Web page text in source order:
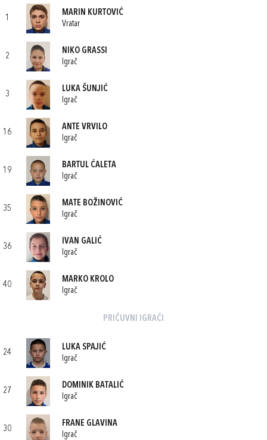
1
MARIN KURTOVIĆ
Vratar
2
NIKO GRASSI
Igrač
3
LUKA ŠUNJIĆ
Igrač
16
ANTE VRVILO
Igrač
19
BARTUL ĆALETA
Igrač
35
MATE BOŽINOVIĆ
Igrač
36
IVAN GALIĆ
Igrač
40
MARKO KROLO
Igrač
PRIČUVNI IGRAČI
24
LUKA SPAJIĆ
Igrač
27
DOMINIK BATALIĆ
Igrač
30
FRANE GLAVINA
Igrač